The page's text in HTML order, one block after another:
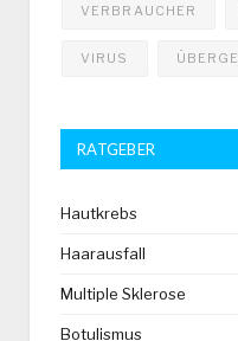
VERBRAUCHER
VIRUS
RATGEBER
Hautkrebs
Haarausfall
Multiple Sklerose
Botulismus